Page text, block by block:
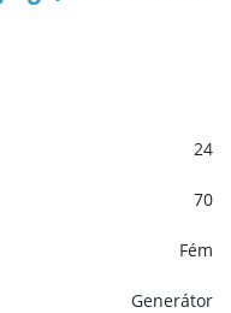
24
70
Fém
Generátor